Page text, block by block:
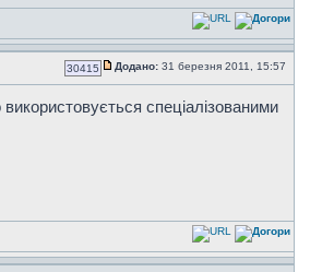
30415 Додано: 31 березня 2011, 15:57
спеціалізованими